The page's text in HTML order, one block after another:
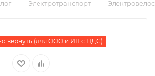
— Электротранспорт —
вернуть (для ООО и ИП с НДС)